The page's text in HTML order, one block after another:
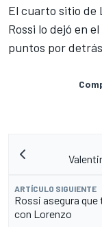
El cuarto sitio de
Rossi lo dejó en
puntos por
ARTÍCULO SIGUIENTE
Rossi asegura que
con Lorenzo